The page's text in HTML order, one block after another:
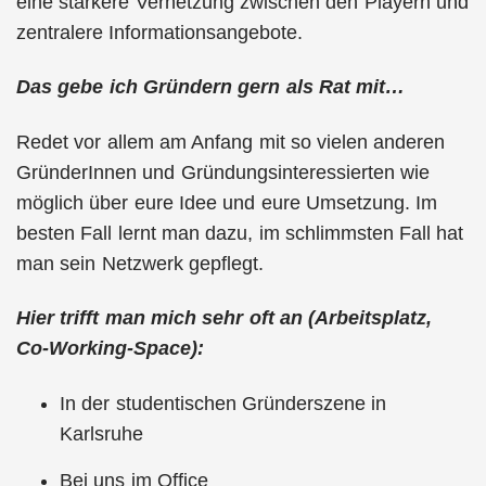
zentralere Informationsangebote.
Das gebe ich Gründern gern als Rat mit…
Redet vor allem am Anfang mit so vielen anderen
GründerInnen und Gründungsinteressierten wie
möglich über eure Idee und eure Umsetzung. Im
besten Fall lernt man dazu, im schlimmsten Fall hat
man sein Netzwerk gepflegt.
Hier trifft man mich sehr oft an (Arbeitsplatz,
Co-Working-Space):
In der studentischen Gründerszene in
Karlsruhe
Bei uns im Office